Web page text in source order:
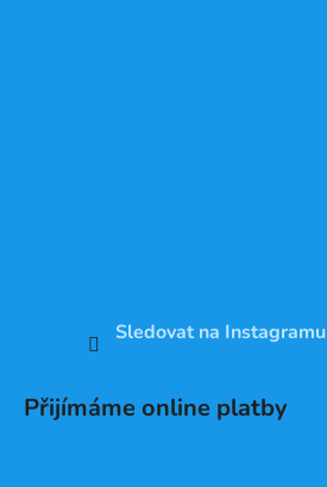
Sledovat na Instagramu
Přijímáme online platby